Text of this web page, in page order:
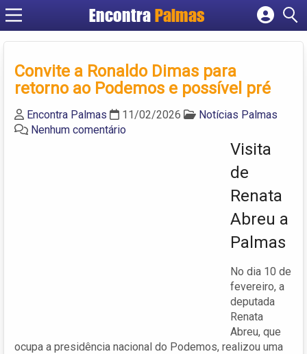
Encontra Palmas
Cadastrar empresa
Criar conta
Convite a Ronaldo Dimas para
retorno ao Podemos e possível pré
Encontra Palmas 11/02/2026
Notícias Palmas
Nenhum comentário
Visita
de
Renata
Abreu a
Palmas
No dia 10 de
fevereiro, a
deputada
Renata
Abreu, que
ocupa a presidência nacional do Podemos, realizou uma